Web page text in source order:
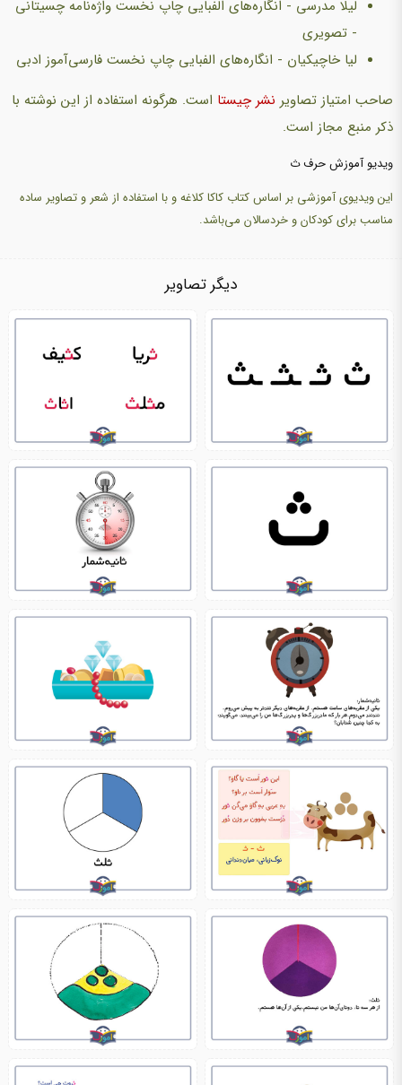
لیلا مدرسی - انگاره‌های الفبایی چاپ نخست واژه‌نامه چسیتانی
- تصویری
لیا خاچیکیان - انگاره‌های الفبایی چاپ نخست فارسی‌آموز ادبی
صاحب امتیاز تصاویر نشر چیستا است. هرگونه استفاده از این نوشته با
ذکر منبع مجاز است.
ویدیو آموزش حرف ث
این ویدیوی آموزشی بر اساس کتاب کاکا کلاغه و با استفاده از شعر و تصاویر ساده
مناسب برای کودکان و خردسالان می‌باشد.
دیگر تصاویر